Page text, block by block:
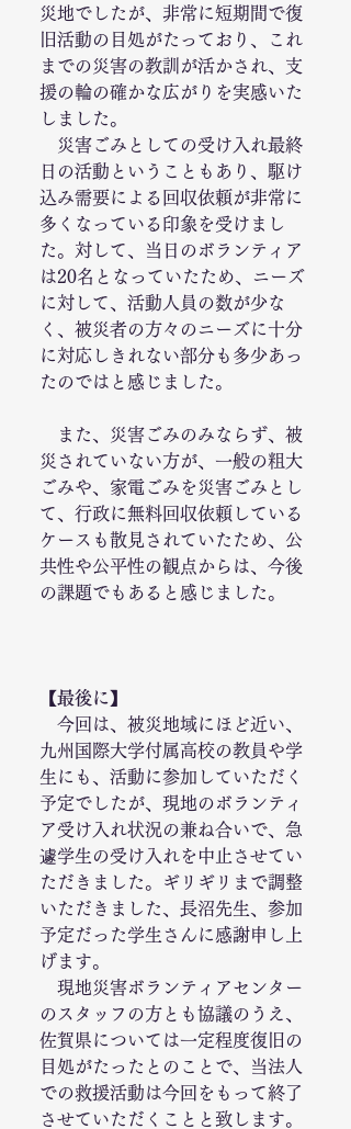
災地でしたが、非常に短期間で復
旧活動の目処がたっており、これ
までの災害の教訓が活かされ、支
援の輪の確かな広がりを実感いた
しました。
災害ごみとしての受け入れ最終
日の活動ということもあり、駆け
込み需要による回収依頼が非常に
多くなっている印象を受けまし
た。対して、当日のボランティア
は20名となっていたため、ニーズ
に対して、活動人員の数が少な
く、被災者の方々のニーズに十分
に対応しきれない部分も多少あっ
たのではと感じました。
また、災害ごみのみならず、被
災されていない方が、一般の粗大
ごみや、家電ごみを災害ごみとし
て、行政に無料回収依頼している
ケースも散見されていたため、公
共性や公平性の観点からは、今後
の課題でもあると感じました。
【最後に】
今回は、被災地域にほど近い、
九州国際大学付属高校の教員や学
生にも、活動に参加していただく
予定でしたが、現地のボランティ
ア受け入れ状況の兼ね合いで、急
遽学生の受け入れを中止させてい
ただきました。ギリギリまで調整
いただきました、長沼先生、参加
予定だった学生さんに感謝申し上
げます。
現地災害ボランティアセンター
のスタッフの方とも協議のうえ、
佐賀県については一定程度復旧の
目処がたったとのことで、当法人
での救援活動は今回をもって終了
させていただくことと致します。